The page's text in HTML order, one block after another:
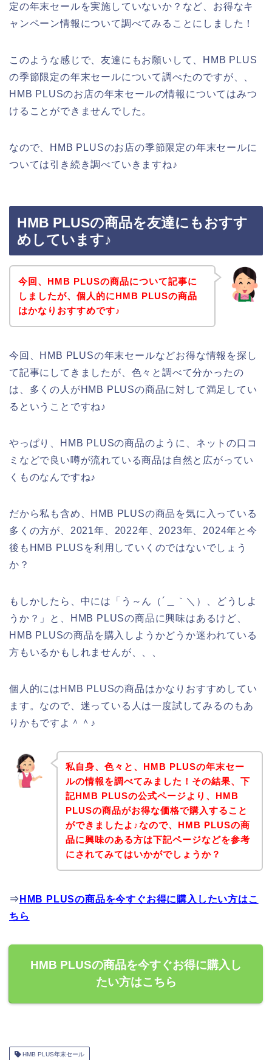
定の年末セールを実施していないか？など、お得なキ
ャンペーン情報について調べてみることにしました！
このような感じで、友達にもお願いして、HMB PLUS
の季節限定の年末セールについて調べたのですが、、
HMB PLUSのお店の年末セールの情報についてはみつ
けることができませんでした。
なので、HMB PLUSのお店の季節限定の年末セールに
ついては引き続き調べていきますね♪
HMB PLUSの商品を友達にもおすす
めしています♪
今回、HMB PLUSの商品について記事に
しましたが、個人的にHMB PLUSの商品
はかなりおすすめです♪
今回、HMB PLUSの年末セールなどお得な情報を探し
て記事にしてきましたが、色々と調べて分かったの
は、多くの人がHMB PLUSの商品に対して満足してい
るということですね♪
やっぱり、HMB PLUSの商品のように、ネットの口コ
ミなどで良い噂が流れている商品は自然と広がってい
くものなんですね♪
だから私も含め、HMB PLUSの商品を気に入っている
多くの方が、2021年、2022年、2023年、2024年と今
後もHMB PLUSを利用していくのではないでしょう
か？
もしかしたら、中には「う～ん（´＿｀＼）、どうしよ
うか？」と、HMB PLUSの商品に興味はあるけど、
HMB PLUSの商品を購入しようかどうか迷われている
方もいるかもしれませんが、、、
個人的にはHMB PLUSの商品はかなりおすすめしてい
ます。なので、迷っている人は一度試してみるのもあ
りかもですよ＾＾♪
私自身、色々と、HMB PLUSの年末セー
ルの情報を調べてみました！その結果、下
記HMB PLUSの公式ページより、HMB
PLUSの商品がお得な価格で購入すること
ができましたよ♪なので、HMB PLUSの商
品に興味のある方は下記ページなどを参考
にされてみてはいかがでしょうか？
⇒ HMB PLUSの商品を今すぐお得に購入したい方はこ
ちら
HMB PLUSの商品を今すぐお得に購入し
たい方はこちら
HMB PLUS年末セール